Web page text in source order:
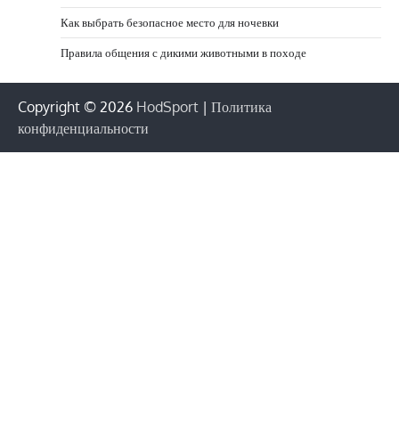
Как выбрать безопасное место для ночевки
Правила общения с дикими животными в походе
Copyright © 2026 HodSport | Политика
конфиденциальности